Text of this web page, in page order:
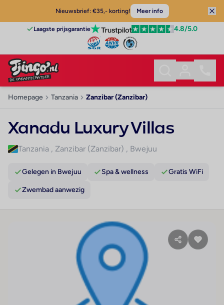
Nieuwsbrief: €35,- korting! Meer info
Laagste prijsgarantie 4.8/5.0
Homepage Tanzania Zanzibar (Zanzibar)
Xanadu Luxury Villas
Tanzania , Zanzibar (Zanzibar) , Bwejuu
Gelegen in Bwejuu Spa & wellness Gratis WiFi
Zwembad aanwezig